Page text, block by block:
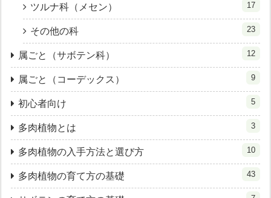
ツルナ科（メセン） 17
その他の科 23
属ごと（サボテン科） 12
属ごと（コーデックス） 9
初心者向け 5
多肉植物とは 3
多肉植物の入手方法と選び方 10
多肉植物の育て方の基礎 43